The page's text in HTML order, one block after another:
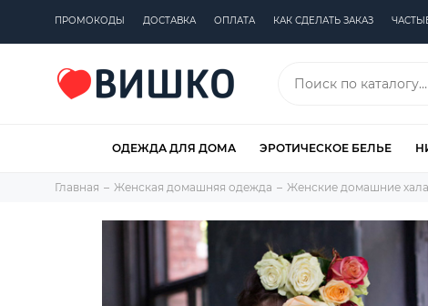
ПРОМОКОДЫ ДОСТАВКА ОПЛАТА КАК СДЕЛАТЬ ЗАКАЗ
ОДЕЖДА ДЛЯ ДОМА ЭРОТИЧЕСКОЕ БЕЛЬЕ
Главная Женская домашняя одежда Женские домашние